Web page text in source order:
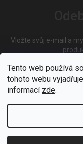
Tento web používá
tohoto webu
informací zde.
Vložte svůj e-mail a
Vložením e-mailu